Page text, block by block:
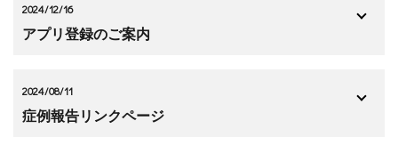
2024/12/16
アプリ登録のご案内
2024/08/11
症例報告リンクページ